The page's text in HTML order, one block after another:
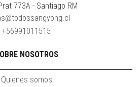
773A - Santiago RM
+56991011515
NOSOTROS
Quienes somos